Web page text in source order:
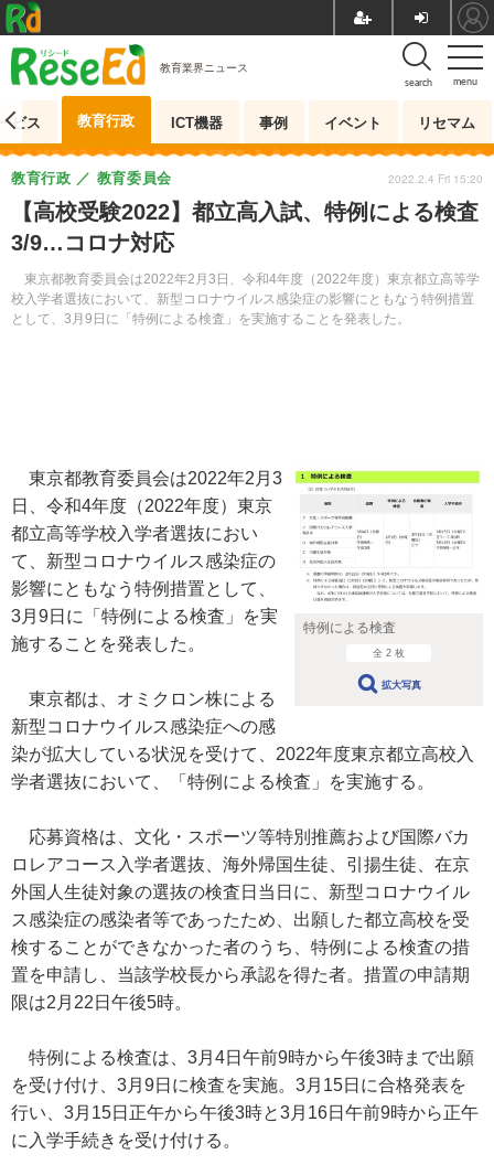
menu
search
教育業界ニュース
ビス 教育行政 ICT機器 事例 イベント リセマム
【高校受験2022】都立高入試、特例による検査
3/9…コロナ対応
東京都教育委員会は2022年2月3日、令和4年度（2022年度）東京都立高等学
校入学者選抜において、新型コロナウイルス感染症の影響にともなう特例措置
として、3月9日に「特例による検査」を実施することを発表した。
教育行政 教育委員会 2022.2.4 Fri 15:20
特例による検査
全 2 枚
拡大写真
東京都教育委員会は2022年2月3
日、令和4年度（2022年度）東京
都立高等学校入学者選抜におい
て、新型コロナウイルス感染症の
影響にともなう特例措置として、
3月9日に「特例による検査」を実
施することを発表した。
東京都は、オミクロン株による
新型コロナウイルス感染症への感
染が拡大している状況を受けて、2022年度東京都立高校入
学者選抜において、「特例による検査」を実施する。
応募資格は、文化・スポーツ等特別推薦および国際バカ
ロレアコース入学者選抜、海外帰国生徒、引揚生徒、在京
外国人生徒対象の選抜の検査日当日に、新型コロナウイル
ス感染症の感染者等であったため、出願した都立高校を受
検することができなかった者のうち、特例による検査の措
置を申請し、当該学校長から承認を得た者。措置の申請期
限は2月22日午後5時。
特例による検査は、3月4日午前9時から午後3時まで出願
を受け付け、3月9日に検査を実施。3月15日に合格発表を
行い、3月15日正午から午後3時と3月16日午前9時から正午
に入学手続きを受け付ける。